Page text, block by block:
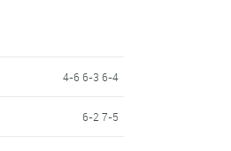
4-6 6-3 6-4
6-2 7-5